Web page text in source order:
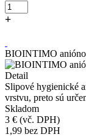
+
BIOINTIMO
Detail
Slipové hygienické
vrstvu, preto sú
Skladom
3 € (vč. DPH)
1,99 bez DPH